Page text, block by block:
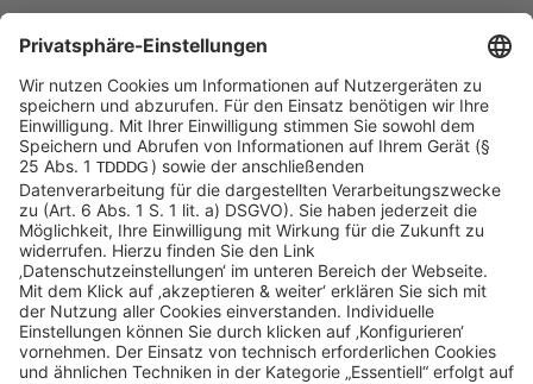
Sycor Kontakt
info@sycor.de
+49 551 490 0
©SYCOR GmbH
Impressum